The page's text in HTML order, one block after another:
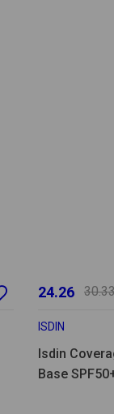
24.26
ISDIN
Isdin
Base